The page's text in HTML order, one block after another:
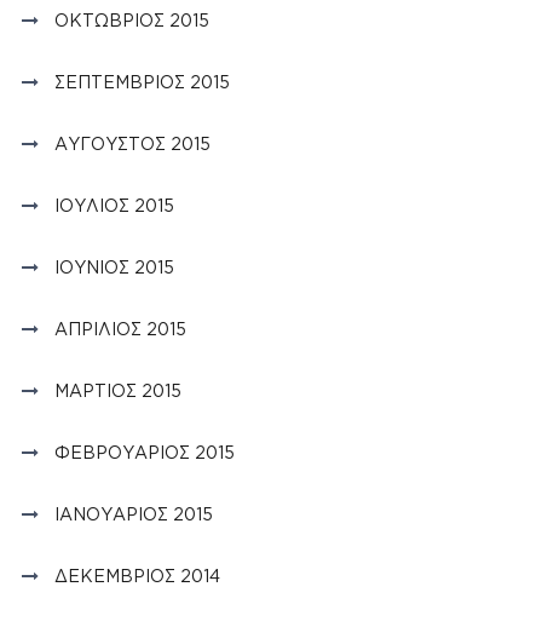
ΟΚΤΏΒΡΙΟΣ 2015
ΣΕΠΤΈΜΒΡΙΟΣ 2015
ΑΎΓΟΥΣΤΟΣ 2015
ΙΟΎΛΙΟΣ 2015
ΙΟΎΝΙΟΣ 2015
ΑΠΡΊΛΙΟΣ 2015
ΜΆΡΤΙΟΣ 2015
ΦΕΒΡΟΥΆΡΙΟΣ 2015
ΙΑΝΟΥΆΡΙΟΣ 2015
ΔΕΚΈΜΒΡΙΟΣ 2014